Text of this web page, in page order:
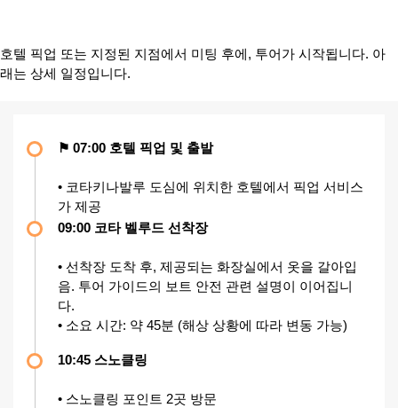
호텔 픽업 또는 지정된 지점에서 미팅 후에, 투어가 시작됩니다. 아
래는 상세 일정입니다.
⚑ 07:00 호텔 픽업 및 출발
• 코타키나발루 도심에 위치한 호텔에서 픽업 서비스
가 제공
09:00 코타 벨루드 선착장
• 선착장 도착 후, 제공되는 화장실에서 옷을 갈아입
음. 투어 가이드의 보트 안전 관련 설명이 이어집니
다.
• 소요 시간: 약 45분 (해상 상황에 따라 변동 가능)
10:45 스노클링
• 스노클링 포인트 2곳 방문